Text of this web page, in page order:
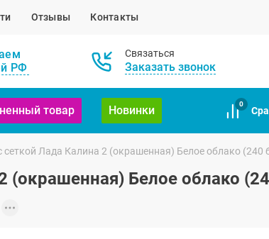
Отзывы Контакты
РФ
Связаться
Заказать звонок
товар Новинки
0
сеткой Лада Калина 2 (окрашенная) Белое облако (240
(окрашенная) Белое облако